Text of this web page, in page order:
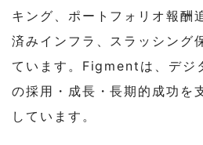
キング、ポートフォリオ報酬
済みインフラ、スラッシング
ています。Figmentは、デジ
の採用・成長・長期的成功を
しています。